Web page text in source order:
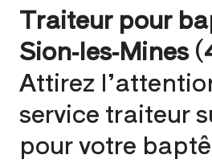
Traiteur pour
Sion-les-Mines
Attirez
service traiteur
pour votre